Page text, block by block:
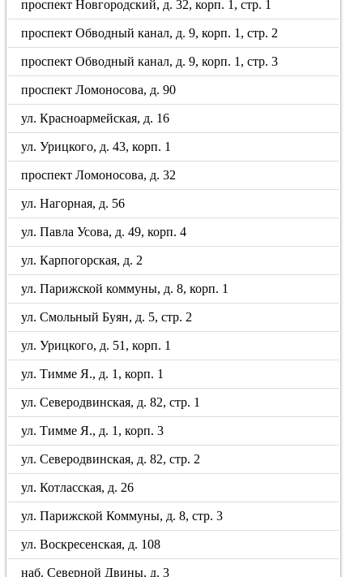
проспект Новгородский, д. 32, корп. 1, стр. 1
проспект Обводный канал, д. 9, корп. 1, стр. 2
проспект Обводный канал, д. 9, корп. 1, стр. 3
проспект Ломоносова, д. 90
ул. Красноармейская, д. 16
ул. Урицкого, д. 43, корп. 1
проспект Ломоносова, д. 32
ул. Нагорная, д. 56
ул. Павла Усова, д. 49, корп. 4
ул. Карпогорская, д. 2
ул. Парижской коммуны, д. 8, корп. 1
ул. Смольный Буян, д. 5, стр. 2
ул. Урицкого, д. 51, корп. 1
ул. Тимме Я., д. 1, корп. 1
ул. Северодвинская, д. 82, стр. 1
ул. Тимме Я., д. 1, корп. 3
ул. Северодвинская, д. 82, стр. 2
ул. Котласская, д. 26
ул. Парижской Коммуны, д. 8, стр. 3
ул. Воскресенская, д. 108
наб. Северной Двины, д. 3